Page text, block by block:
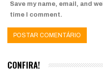
Save my name, email, and
time I comment.
CONFIRA!